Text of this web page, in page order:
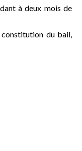
à deux mois de
du bail,